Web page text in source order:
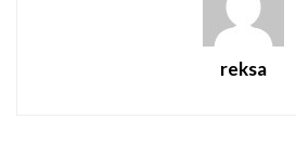
reksa